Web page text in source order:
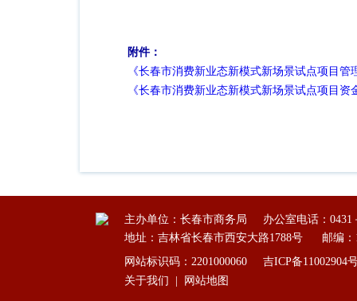
附件：
《长春市消费新业态新模式新场景试点项目管
《长春市消费新业态新模式新场景试点项目资
主办单位：长春市商务局
办公室电话：0431
地址：吉林省长春市西安大路1788号
邮编：
网站标识码：2201000060
吉ICP备11002904
关于我们
网站地图